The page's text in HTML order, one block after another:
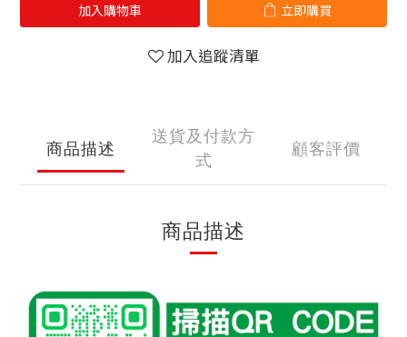
加入購物車 立即購買
加入追蹤清單
商品描述
送貨及付款方
式
顧客評價
商品描述